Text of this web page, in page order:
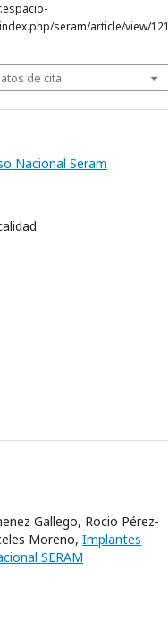
seram/article/view/121
de cita
Nacional Seram
Gallego, Rocio Pérez-
Moreno, Implantes
SERAM